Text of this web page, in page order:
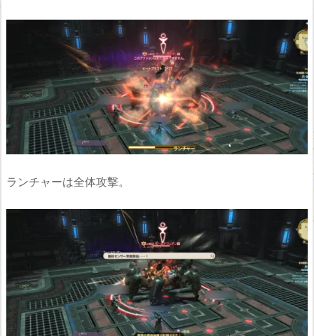
ランチャーは全体攻撃。